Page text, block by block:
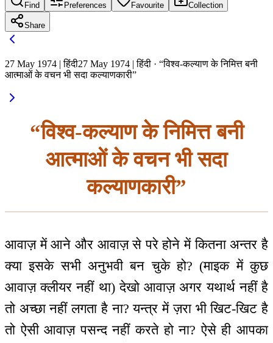
Find Preferences Favourite Collection
Share
27 May 1974 | हिंदी27 May 1974 | हिंदी · “विश्व-कल्याण के निमित्त बनी
आत्माओं के वचन भी सदा कल्याणकारी”
“विश्व-कल्याण के निमित्त बनी
आत्माओं के वचन भी सदा
कल्याणकारी”
आवाज़ में आने और आवाज़ से परे होने में कितना अन्तर है
क्या इसके सभी अनुभवी बन चुके हो? (माइक में कुछ
आवाज़ क्लीयर नहीं था) देखो आवाज़ अगर यथार्थ नहीं है
तो अच्छा नहीं लगता है ना? यन्‍त्र में ज़रा भी खिट-खिट है
तो ऐसी आवाज़ पसन्द नहीं करते हो ना? ऐसे ही आपका